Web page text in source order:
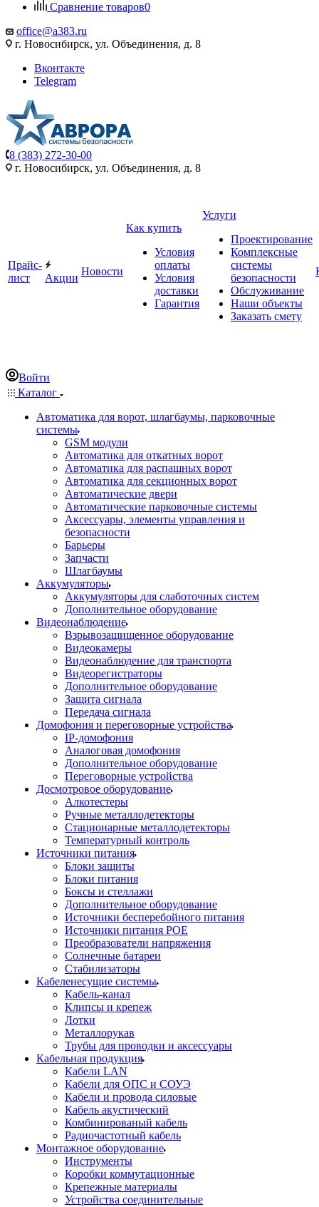
Сравнение товаров0
office@a383.ru
г. Новосибирск, ул. Объединения, д. 8
Вконтакте
Telegram
8 (383) 272-30-00
г. Новосибирск, ул. Объединения, д. 8
Прайс-
лист
Акции
Новости
Как купить
Условия
оплаты
Условия
доставки
Гарантия
Услуги
Проектирование
Комплексные
системы
безопасности
Обслуживание
Наши объекты
Заказать смету
Войти
Каталог
Автоматика для ворот, шлагбаумы, парковочные
системы
GSM модули
Автоматика для откатных ворот
Автоматика для распашных ворот
Автоматика для секционных ворот
Автоматические двери
Автоматические парковочные системы
Аксессуары, элементы управления и
безопасности
Барьеры
Запчасти
Шлагбаумы
Аккумуляторы
Аккумуляторы для слаботочных систем
Дополнительное оборудование
Видеонаблюдение
Взрывозащищенное оборудование
Видеокамеры
Видеонаблюдение для транспорта
Видеорегистраторы
Дополнительное оборудование
Защита сигнала
Передача сигнала
Домофония и переговорные устройства
IP-домофония
Аналоговая домофония
Дополнительное оборудование
Переговорные устройства
Досмотровое оборудование
Алкотестеры
Ручные металлодетекторы
Стационарные металлодетекторы
Температурный контроль
Источники питания
Блоки защиты
Блоки питания
Боксы и стеллажи
Дополнительное оборудование
Источники бесперебойного питания
Источники питания POE
Преобразователи напряжения
Солнечные батареи
Стабилизаторы
Кабеленесущие системы
Кабель-канал
Клипсы и крепеж
Лотки
Металлорукав
Трубы для проводки и аксессуары
Кабельная продукция
Кабели LAN
Кабели для ОПС и СОУЭ
Кабели и провода силовые
Кабель акустический
Комбинированый кабель
Радиочастотный кабель
Монтажное оборудование
Инструменты
Коробки коммутационные
Крепежные материалы
Устройства соединительные